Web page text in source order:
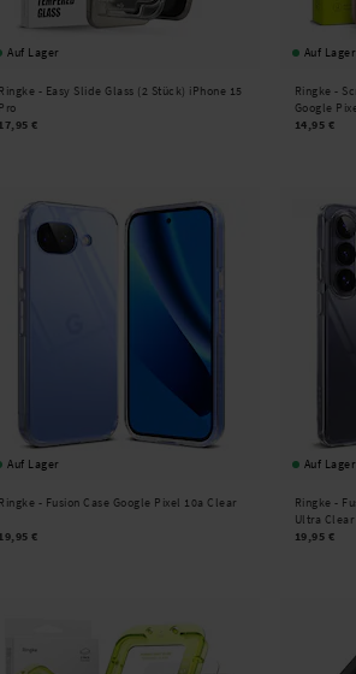
Auf Lager
Ringke - Easy Slide Glass (2 Stück) iPhone 15
Pro
17,95 €
Auf Lager
Ringke -
Google
14,95 €
Auf Lager
Ringke - Fusion Case Google Pixel 10a Clear
19,95 €
Auf Lager
Ringke -
Ultra Clear
19,95 €